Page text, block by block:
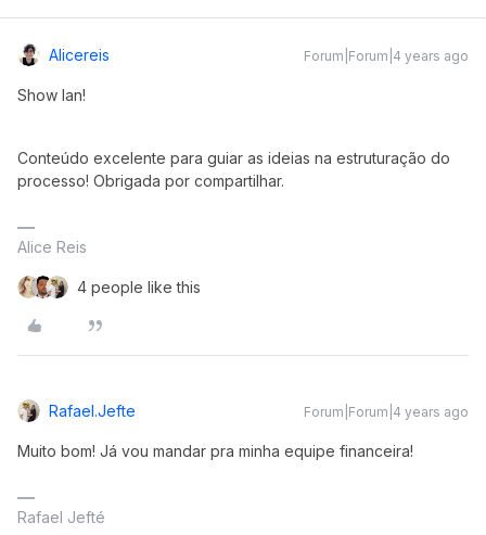
Alicereis Forum|Forum|4 years ago
Show Ian!
Conteúdo excelente para guiar as ideias na estruturação do
processo! Obrigada por compartilhar.
Alice Reis
4 people like this
Rafael.jefte Forum|Forum|4 years ago
Muito bom! Já vou mandar pra minha equipe financeira!
Rafael Jefté